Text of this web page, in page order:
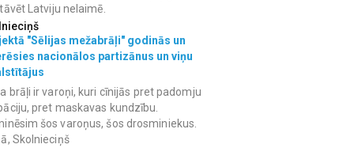
Latviju nelaimē.
"Sēlijas mežabrāļi" godinās un
nacionālos partizānus un viņu
brāļi ir varoņi, kuri cīnijās pret padomju
pret maskavas kundzību.
šos varoņus, šos drosminiekus.
Skolnieciņš